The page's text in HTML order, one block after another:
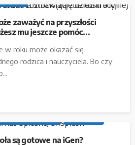
zaważyć na przyszłości
mu jeszcze pomóc…
w roku może okazać się
rodzica i nauczyciela. Bo czy
są gotowe na iGen?